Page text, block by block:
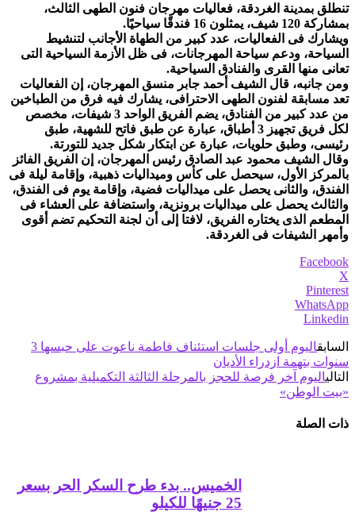
تنطلق بمدينة الغردقة، فعاليات مهرجان فنون الطهى الثالث،
بمشاركة 120 شيف، يمثلون 16 فندقًا سياحيًا.
ويشارك فى الفعاليات، عدد كبير من الطهاة الأجانب لتنشيط
السياحة، ودعم سياحة المهرجانات، فى ظل الأزمة السياحية التى
تعانى منها القرى والفنادق السياحية.
ومن جانبه، قال الشيف أحمد جابر منسق المهرجان، إن الفعاليات
تعد مسابقة لفنون الطهى الاحترافى، يشارك فيه فرق من الطباخين
من عدد كبير من الفنادق، يضم الفريق الواحد 3 شيفات، مخصص
لكل فريق تجهيز 3 أطباق، عبارة عن طبق فاتح للشهية، طبق
رئيسى، وطبق حلويات، عبارة عن ابتكار شكل جديد للتورتة.
وقال الشيف محمود عبد الصادق رئيس المهرجان، إن الفريق الفائز
بالمركز الأول، سيحصل على كأس وميداليات ذهبية، وإقامة ليلة فى
الفندق، والثانى يحصل على ميداليات فضية، وإقامة يوم فى الفندق،
والثالث يحصل على ميداليات برونزية، واستضافة على العشاء فى
المطعم الذى يختاره الفريق، لافتا إلى أن لجنة التحكيم تضم أقوى
وأمهر الشيفات فى الغردقة.
Facebook
X
Pinterest
WhatsApp
Linkedin
السابق
اليوم أولى جلسات استئناف فاطمة ناعوت على حبسها 3
سنوات بتهمة ازدراء الأديان
التالياليوم آخر فرصة للحجز بالمرحلة الثالثة التكميلية بمشروع
«بيت الوطن»
ذات الصلة
الخميس.. بدء طرح السكر الحر بسعر
25 جنيهًا للكيلو